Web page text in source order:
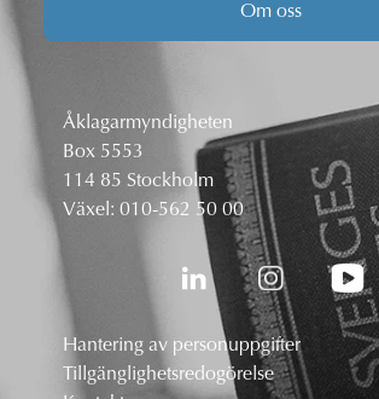
Om oss
Åklagarmyndigheten
Box 5553
114 85 Stockholm
Växel: 010-562 50 00
Hantering av personuppgifter
Tillgänglighetsredogörelse